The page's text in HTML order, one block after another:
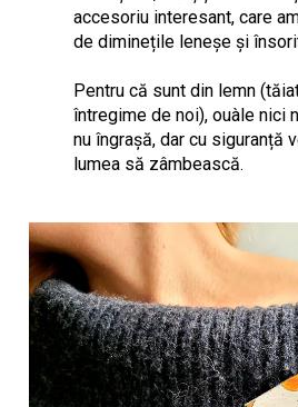
accesoriu interesant, care
de diminețile leneşe şi
Pentru că sunt din lemn
întregime de noi), ouàle nici
nu îngraşă, dar cu siguranță
lumea să zâmbească.